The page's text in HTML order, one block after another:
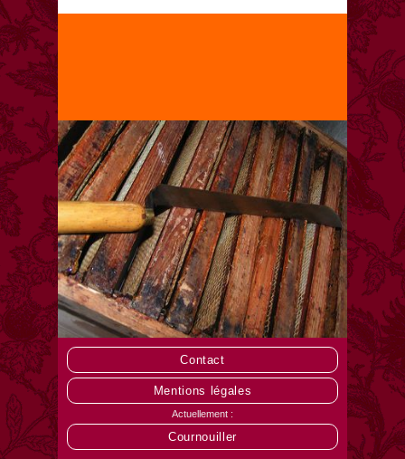
Contact
Mentions légales
Actuellement :
Cournouiller